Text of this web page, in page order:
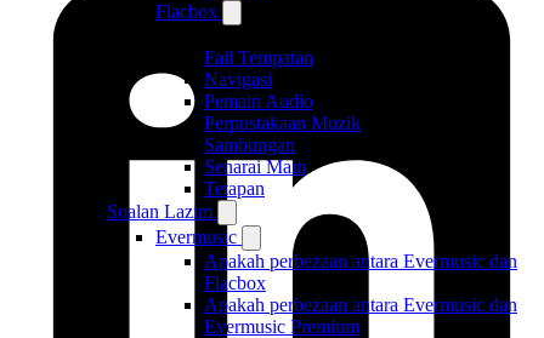
Flacbox
Fail Tempatan
Navigasi
Pemain Audio
Perpustakaan Muzik
Sambungan
Senarai Main
Tetapan
Soalan Lazim
Evermusic
Apakah perbezaan antara Evermusic dan
Flacbox
Apakah perbezaan antara Evermusic dan
Evermusic Premium